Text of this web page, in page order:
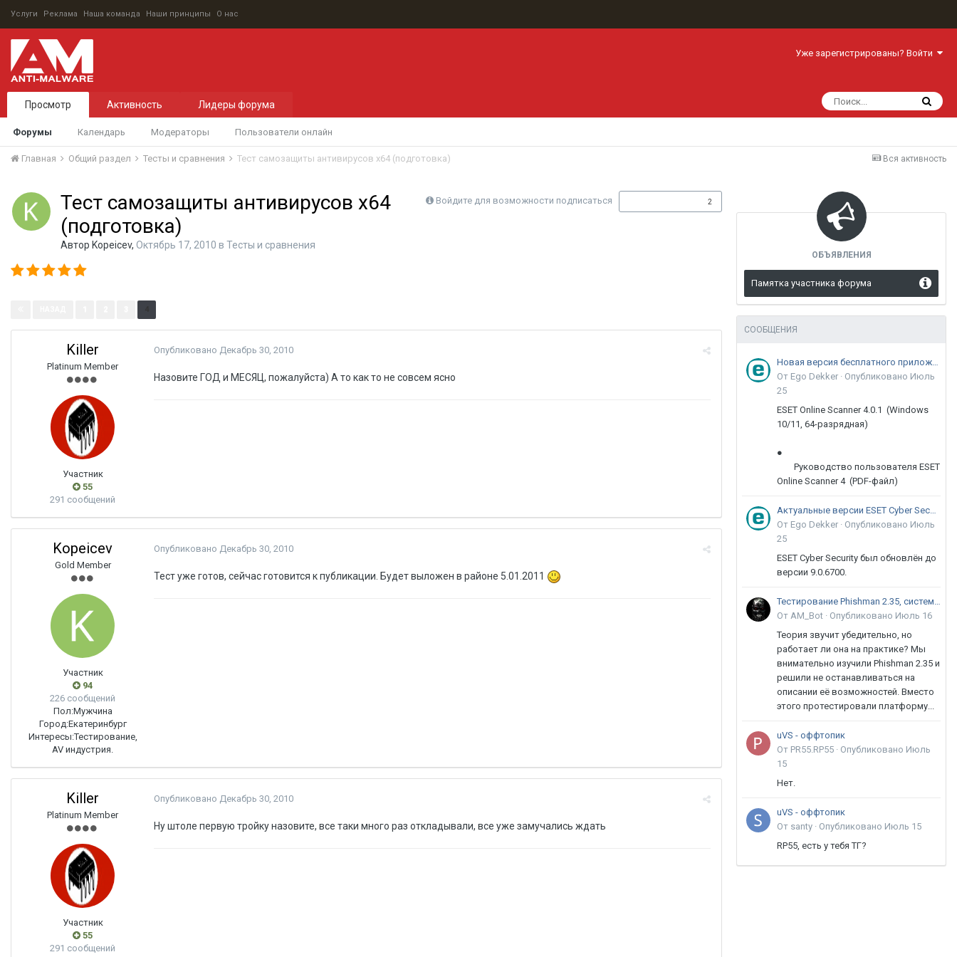
Услуги Реклама Наша команда Наши принципы О нас
Уже зарегистрированы? Войти
Просмотр
Форумы Календарь Модераторы Пользователи онлайн
Активность Лидеры форума
Вся активность
Главная Общий раздел Тесты и сравнения Тест самозащиты антивирусов x64 (подготовка)
Войдите для возможности подписаться 2
Тест самозащиты антивирусов x64
(подготовка)
Автор Kopeicev, Октябрь 17, 2010 в Тесты и сравнения
Killer
Platinum Member
Участник
55
291 сообщений
Опубликовано Декабрь 30, 2010
Назовите ГОД и МЕСЯЦ, пожалуйста) А то как то не совсем ясно
Kopeicev
Gold Member
Участник
94
226 сообщений
Пол:Мужчина
Город:Екатеринбург
Интересы:Тестирование,
AV индустрия.
Опубликовано Декабрь 30, 2010
Тест уже готов, сейчас готовится к публикации. Будет выложен в районе 5.01.2011
Killer
Platinum Member
Участник
55
291 сообщений
Опубликовано Декабрь 30, 2010
Ну штоле первую тройку назовите, все таки много раз откладывали, все уже замучались ждать
ОБЪЯВЛЕНИЯ
Памятка участника форума
СООБЩЕНИЯ
Новая версия бесплатного приложения ESET Online Scanner доступна пользователям
От Ego Dekker · Опубликовано Июль
25
ESET Online Scanner 4.0.1 (Windows
10/11, 64-разрядная)
●
Руководство пользователя ESET
Online Scanner 4 (PDF-файл)
Актуальные версии ESET Cyber Security 9
От Ego Dekker · Опубликовано Июль
25
ESET Cyber Security был обновлён до
версии 9.0.6700.
Тестирование Phishman 2.35, системы повышения осведомлённости пользователей в сфере ИБ
От AM_Bot · Опубликовано Июль 16
Теория звучит убедительно, но
работает ли она на практике? Мы
внимательно изучили Phishman 2.35 и
решили не останавливаться на
описании её возможностей. Вместо
этого протестировали платформу...
uVS - оффтопик
От PR55.RP55 · Опубликовано Июль
15
Нет.
uVS - оффтопик
От santy · Опубликовано Июль 15
RP55, есть у тебя ТГ?